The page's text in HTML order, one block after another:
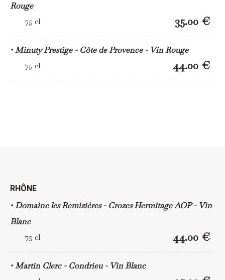
Rouge
75 cl 35.00 €
Minuty Prestige - Côte de Provence - Vin Rouge
75 cl 44.00 €
RHÔNE
Domaine les Remizières - Crozes Hermitage AOP - Vin
Blanc
75 cl 44.00 €
Martin Clerc - Condrieu - Vin Blanc